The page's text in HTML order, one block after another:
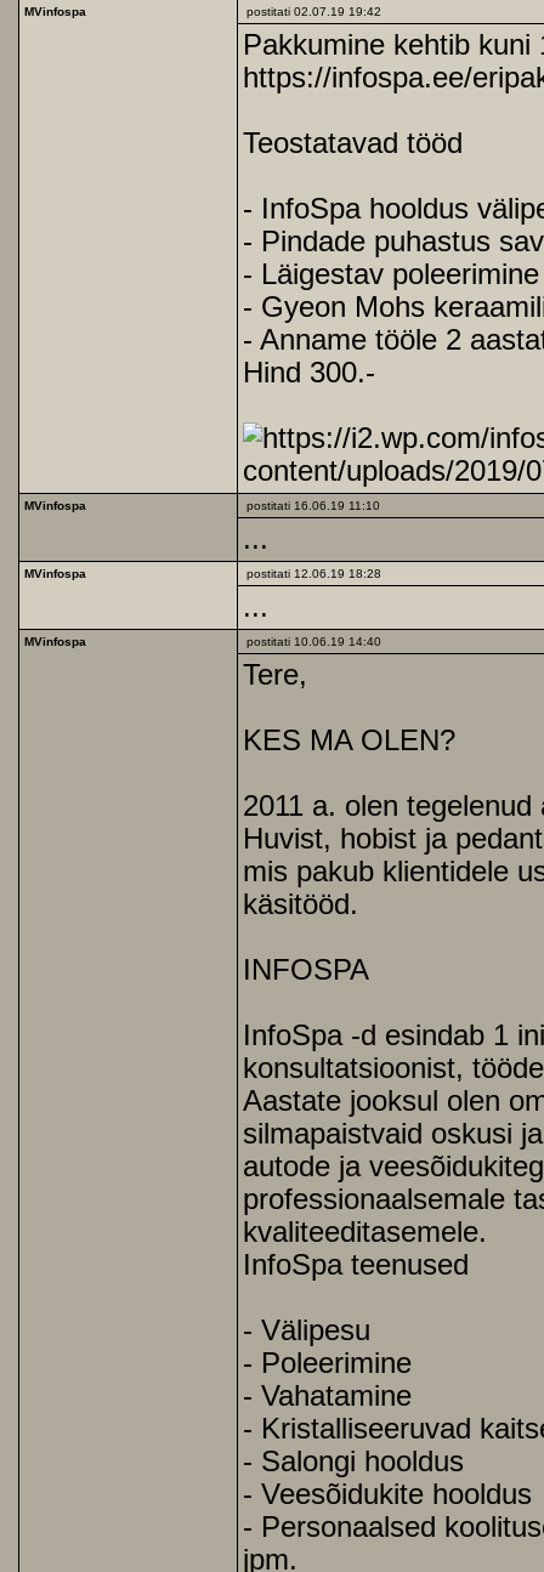
MVinfospa postitati 02.07.19 19:42
Pakkumine kehtib kuni
https://infospa.ee/
Teostatavad tööd
- InfoSpa hooldus
- Pindade puhastus
- Läigestav poleerimine
- Gyeon Mohs
- Anname tööle 2
Hind 300.-
MVinfospa postitati 16.06.19 11:10
...
MVinfospa postitati 12.06.19 18:28
...
MVinfospa postitati 10.06.19 14:40
Tere,
KES MA OLEN?
2011 a. olen
Huvist, hobist ja
mis pakub klientidele
käsitööd.
INFOSPA
InfoSpa -d esindab 1
konsultatsioonist,
Aastate jooksul olen
silmapaistvaid oskusi
autode ja
professionaalsemale
kvaliteeditasemele.
InfoSpa teenused
- Välipesu
- Poleerimine
- Vahatamine
- Kristalliseeruvad
- Salongi hooldus
- Veesõidukite hooldus
- Personaalsed
jpm.